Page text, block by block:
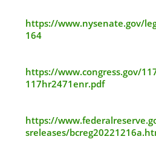
https://www.nysenate.gov/
164
https://www.congress.gov/
117hr2471enr.pdf
https://
sreleases/